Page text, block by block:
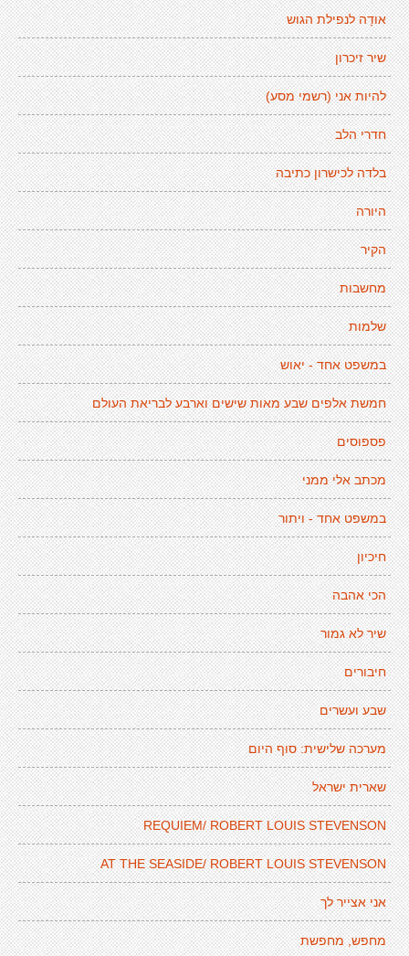
אודָה לנפילת הגוש
שיר זיכרון
להיות אני (רשמי מסע)
חדרי הלב
בלדה לכישרון כתיבה
היורה
הקיר
מחשבות
שלמות
במשפט אחד - יאוש
חמשת אלפים שבע מאות שישים וארבע לבריאת העולם
פספוסים
מכתב אלי ממני
במשפט אחד - ויתור
חיכיון
הכי אהבה
שיר לא גמור
חיבורים
שבע ועשרים
מערכה שלישית: סוף היום
שארית ישראל
REQUIEM/ ROBERT LOUIS STEVENSON
AT THE SEASIDE/ ROBERT LOUIS STEVENSON
אני אצייר לך
מחפש, מחפשת